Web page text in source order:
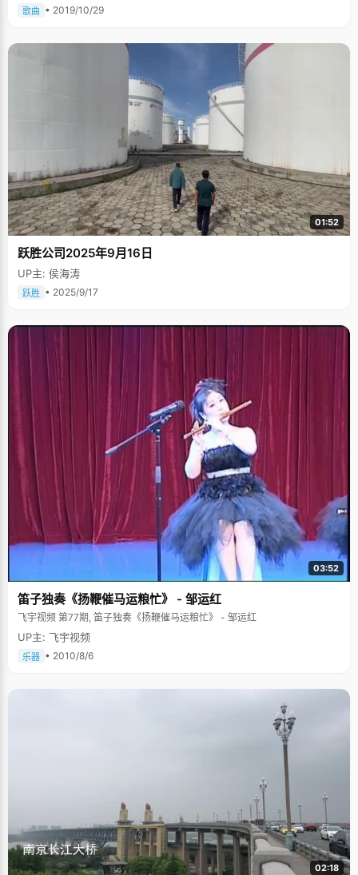
歌曲 • 2019/10/29
01:52
跃胜公司2025年9月16日
UP主: 侯海涛
跃胜 • 2025/9/17
03:52
笛子独奏《扬鞭催马运粮忙》 - 邹运红
飞宇视频 第77期, 笛子独奏《扬鞭催马运粮忙》 - 邹运红
UP主: 飞宇视频
乐器 • 2010/8/6
02:18